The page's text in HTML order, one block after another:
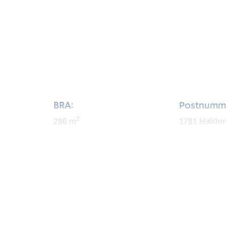
BRA:
286 m2 1781 Halden